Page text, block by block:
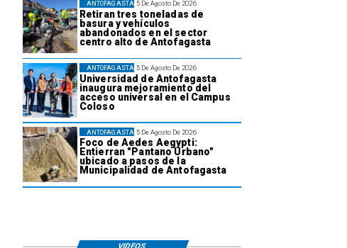
5 De Agosto De 2026
Retiran tres toneladas de
basura y vehículos
abandonados en el sector
centro alto de Antofagasta
ANTOFAGASTA
5 De Agosto De 2026
Universidad de Antofagasta
inaugura mejoramiento del
acceso universal en el Campus
Coloso
ANTOFAGASTA
5 De Agosto De 2026
Foco de Aedes Aegypti:
Entierran "Pantano Urbano"
ubicado a pasos de la
Municipalidad de Antofagasta
ANTOFAGASTA